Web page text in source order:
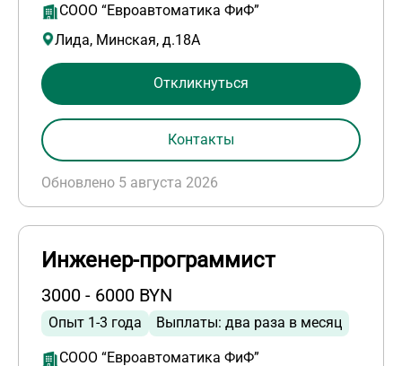
СООО “Евроавтоматика ФиФ”
Лида, Минская, д.18А
Обновлено 5 августа 2026
Откликнуться
Контакты
Инженер-программист
3000 - 6000 BYN
Опыт 1-3 года Выплаты: два раза в месяц
СООО “Евроавтоматика ФиФ”